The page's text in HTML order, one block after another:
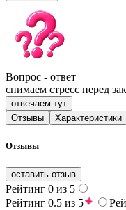
Вопрос - ответ
снимаем стресс перед
отвечаем тут
Отзывы
Характеристики
Отзывы
оставить отзыв
Рейтинг 0 из 5
Рейтинг 0.5 из 5